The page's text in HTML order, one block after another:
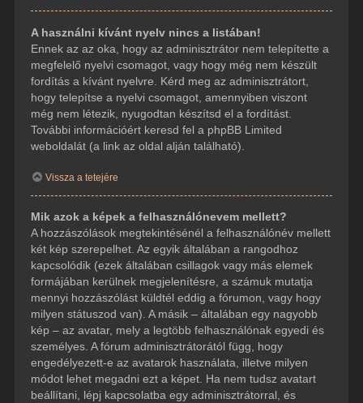
A használni kívánt nyelv nincs a listában!
Ennek az az oka, hogy az adminisztrátor nem telepítette a
megfelelő nyelvi csomagot, vagy hogy még nem készült
fordítás a kívánt nyelvre. Kérd meg az adminisztrátort,
hogy telepítse a nyelvi csomagot, amennyiben viszont
még nem létezik, nyugodtan készítsd el a fordítást.
További információért keresd fel a phpBB Limited
weboldalát (a link az oldal alján található).
Vissza a tetejére
Mik azok a képek a felhasználónevem mellett?
A hozzászólások megtekintésénél a felhasználónév mellett
két kép szerepelhet. Az egyik általában a rangodhoz
kapcsolódik (ezek általában csillagok vagy más elemek
formájában kerülnek megjelenítésre, a számuk mutatja
mennyi hozzászólást küldtél eddig a fórumon, vagy hogy
milyen státuszod van). A másik – általában egy nagyobb
kép – az avatar, mely a legtöbb felhasználónak egyedi és
személyes. A fórum adminisztrátorától függ, hogy
engedélyezett-e az avatarok használata, illetve milyen
módot lehet megadni ezt a képet. Ha nem tudsz avatart
beállítani, lépj kapcsolatba egy adminisztrátorral, és